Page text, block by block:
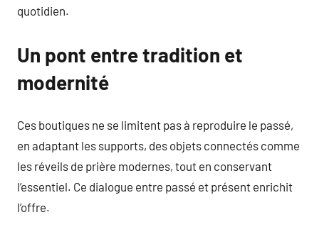
quotidien.
Un pont entre tradition et
modernité
Ces boutiques ne se limitent pas à reproduire le passé,
en adaptant les supports, des objets connectés comme
les réveils de prière modernes, tout en conservant
l’essentiel. Ce dialogue entre passé et présent enrichit
l’offre.